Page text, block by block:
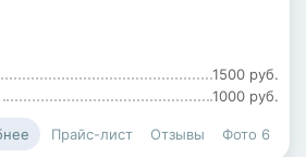
1500 руб.
1000 руб.
Прайс-лист Отзывы Фото 6